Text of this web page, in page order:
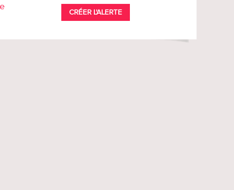
CRÉER L'ALERTE